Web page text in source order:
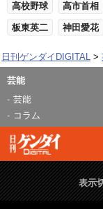
高校野球 高市首相
板東英二 神田愛花
日刊ゲンダイDIGITAL
芸能
芸能
コラム
表示